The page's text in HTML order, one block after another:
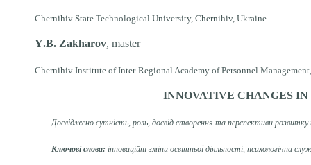
Chernihiv State Technological University, Chernihiv, Ukraine
Y.B. Zakharov, master
Chernihiv Institute of Inter-Regional Academy of Personnel
INNOVATIVE CHANGES
Досліджено сутність, роль, досвід створення та перспективи
Ключові слова: інноваційні зміни освітньої діяльності, психологічна